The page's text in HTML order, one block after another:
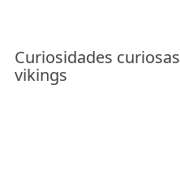
Curiosidades
vikings